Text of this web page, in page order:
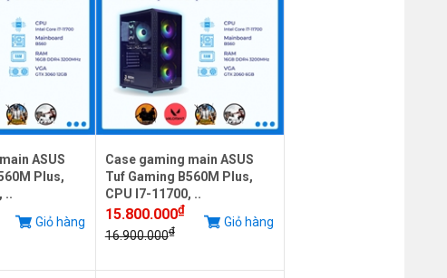
ASUS
Plus,
..
Giỏ hàng
Case gaming main ASUS
Tuf Gaming B560M Plus,
CPU I7-11700, ..
15.800.000₫
16.900.000₫
Giỏ hàng